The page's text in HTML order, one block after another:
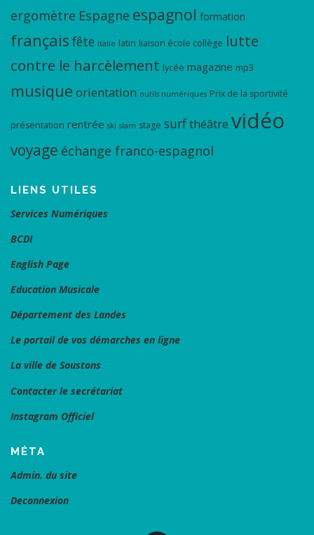
ergomètre Espagne espagnol formation
français fête Italie latin liaison école collège lutte
contre le harcèlement lycée magazine mp3
musique orientation outils numériques Prix de la sportivité
présentation rentrée ski slam stage surfthéâtre vidéo
voyage échange franco-espagnol
LIENS UTILES
Services Numériques
BCDI
English Page
Education Musicale
Département des Landes
Le portail de vos démarches en ligne
La ville de Soustons
Contacter le secrétariat
Instagram Officiel
MÉTA
Admin. du site
Deconnexion